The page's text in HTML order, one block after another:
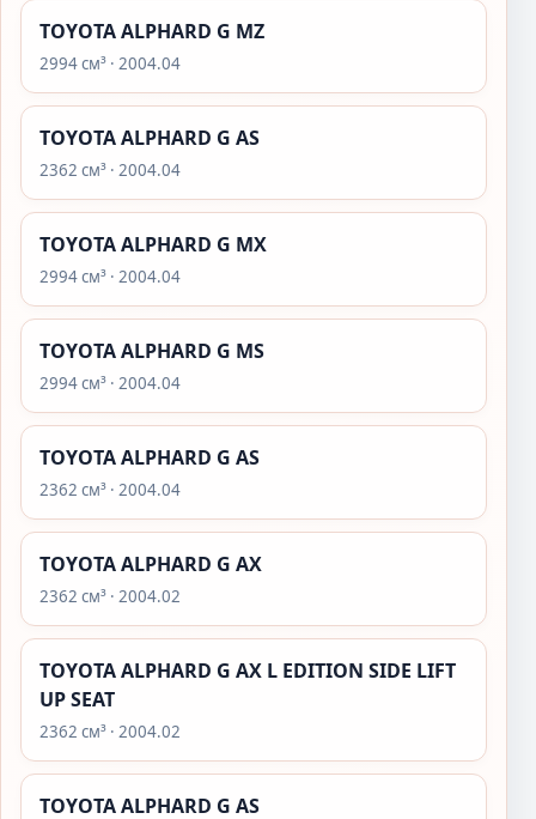
TOYOTA ALPHARD G MZ
2994 см³ · 2004.04
TOYOTA ALPHARD G AS
2362 см³ · 2004.04
TOYOTA ALPHARD G MX
2994 см³ · 2004.04
TOYOTA ALPHARD G MS
2994 см³ · 2004.04
TOYOTA ALPHARD G AS
2362 см³ · 2004.04
TOYOTA ALPHARD G AX
2362 см³ · 2004.02
TOYOTA ALPHARD G AX L EDITION SIDE LIFT
UP SEAT
2362 см³ · 2004.02
TOYOTA ALPHARD G AS